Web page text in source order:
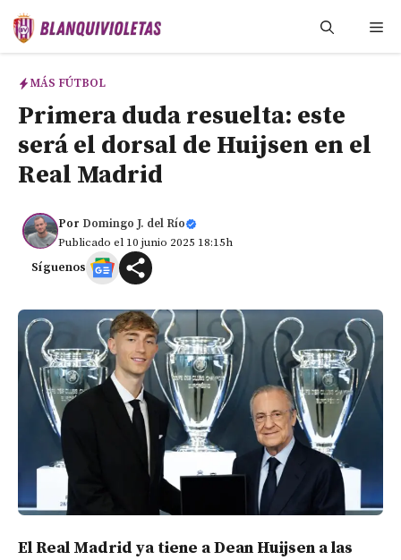
Saltar
MÁS FÚTBOL
Primera duda resuelta: este
será el dorsal de Huijsen en el
Real Madrid
Por Domingo J. del Río
Publicado el 10 junio 2025 18:15h
Síguenos
El Real Madrid ya tiene a Dean Huijsen a las